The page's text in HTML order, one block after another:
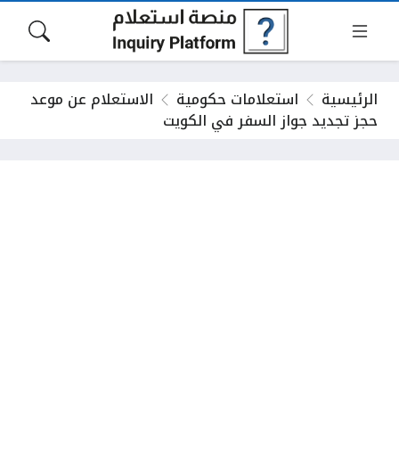
الرئيسية استعلامات حكومية الاستعلام عن موعد
حجز تجديد جواز السفر في الكويت